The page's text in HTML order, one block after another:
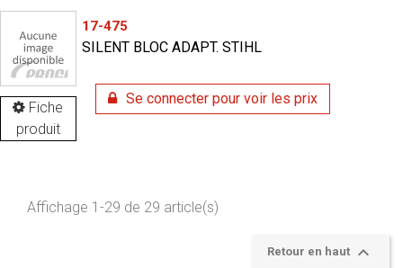
Fiche
produit
17-475
SILENT BLOC ADAPT. STIHL
Se connecter pour voir les prix
Affichage 1-29 de 29 article(s)
Retour en haut 